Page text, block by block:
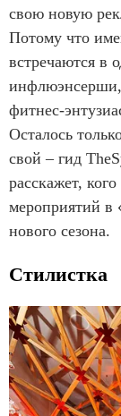
свою новую
Потому что
встречаются в
инфлюэнсерши,
фитнес-
Осталось
свой – гид
расскажет,
мероприятий в
нового сезона.
Стилистка